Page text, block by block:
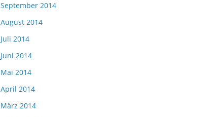
September 2014
August 2014
Juli 2014
Juni 2014
Mai 2014
April 2014
März 2014